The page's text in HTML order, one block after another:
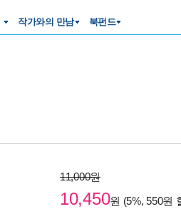
작가와의 만남 북펀드
11,000원
10,450원 (5%, 550원